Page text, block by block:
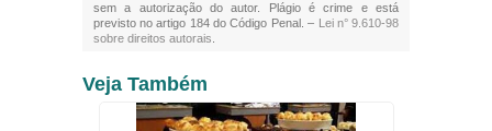
sem a autorização do autor. Plágio é crime e está
previsto no artigo 184 do Código Penal. – Lei n° 9.610-98
sobre direitos autorais
Veja Também